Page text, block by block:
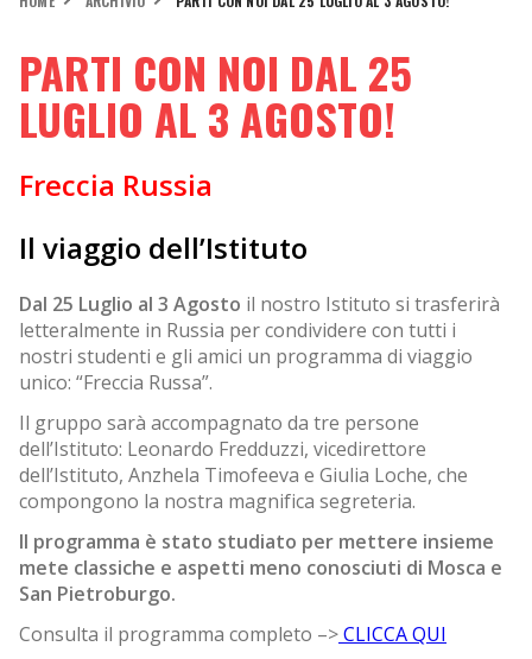
PARTI CON NOI DAL 25
LUGLIO AL 3 AGOSTO!
Freccia Russia
Il viaggio dell’Istituto
Dal 25 Luglio al 3 Agosto il nostro Istituto si trasferirà
letteralmente in Russia per condividere con tutti i
nostri studenti e gli amici un programma di viaggio
unico: “Freccia Russa”.
Il gruppo sarà accompagnato da tre persone
dell’Istituto: Leonardo Fredduzzi, vicedirettore
dell’Istituto, Anzhela Timofeeva e Giulia Loche, che
compongono la nostra magnifica segreteria.
Il programma è stato studiato per mettere insieme
mete classiche e aspetti meno conosciuti di Mosca e
San Pietroburgo.
Consulta il programma completo –>CLICCA QUI